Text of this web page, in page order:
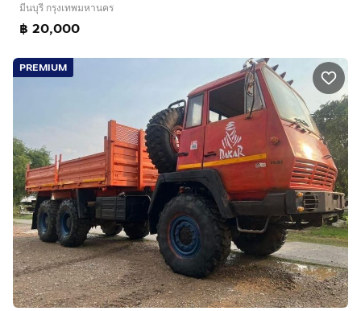
มีนบุรี กรุงเทพมหานคร
฿ 20,000
PREMIUM